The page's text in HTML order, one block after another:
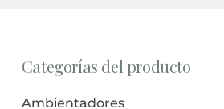
Categorías del producto
Ambientadores